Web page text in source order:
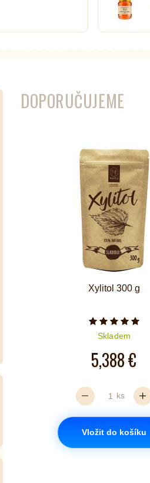
Porcované
DOPORUČUJEME
Xylitol 300 g
Počet
Skladem
5,388 €
ks
Vložit do košíku